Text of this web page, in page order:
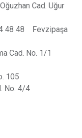
Cad. Uğur
48 48 Fevzipaşa
Cad. No. 1/1
105
No. 4/4